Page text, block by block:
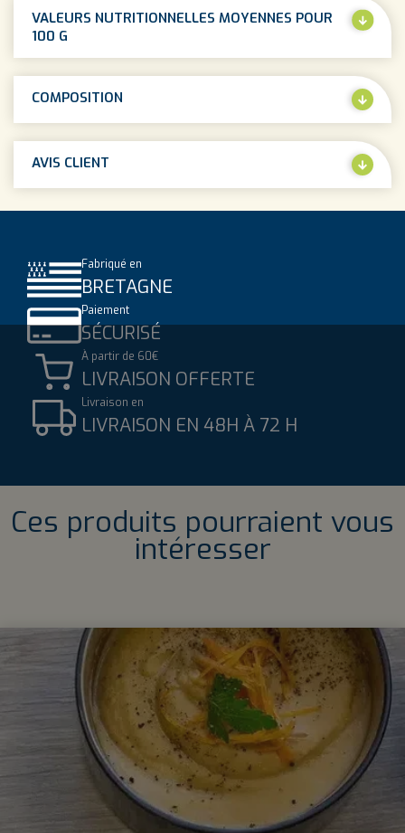
VALEURS NUTRITIONNELLES MOYENNES POUR
100 G
COMPOSITION
AVIS CLIENT
Fabriqué en
BRETAGNE
Paiement
SÉCURISÉ
À partir de 60€
LIVRAISON OFFERTE
Livraison en
LIVRAISON EN 48H À 72 H
Ces produits pourraient vous
intéresser